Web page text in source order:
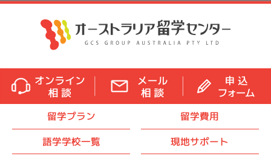
留学プラン
留学費用
語学学校一覧
現地サポート